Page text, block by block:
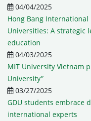
04/04/2025
Hong Bang International
Universities: A strategic
education
04/03/2025
MIT University Vietnam
University”
03/27/2025
GDU students embrace
international experts